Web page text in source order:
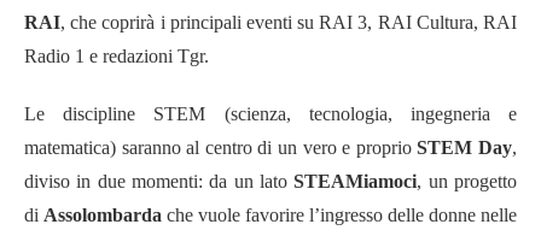
RAI, che coprirà i principali eventi su RAI 3, RAI Cultura, RAI
Radio 1 e redazioni Tgr.
Le discipline STEM (scienza, tecnologia, ingegneria e
matematica) saranno al centro di un vero e proprioSTEM Day,
diviso in due momenti: da un latoSTEAMiamoci, un progetto
di Assolombarda che vuole favorire l’ingresso delle donne nelle